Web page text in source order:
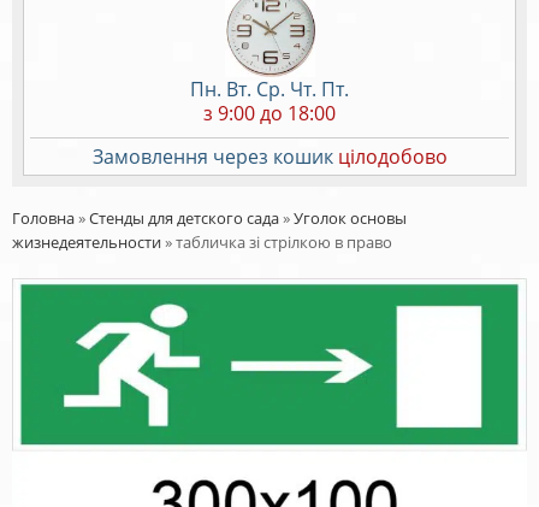
Пн. Вт. Ср. Чт. Пт.
з 9:00 до 18:00
Замовлення через кошик цілодобово
Головна»Стенды для детского сада»Уголок основы
жизнедеятельности»табличка зі стрілкою в право